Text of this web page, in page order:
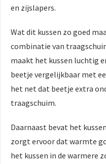
en zijslapers.
Wat dit kussen zo goed
combinatie van
maakt het kussen luchtig
beetje vergelijkbaar met
het net dat beetje extra
traagschuim.
Daarnaast bevat het
zorgt ervoor dat warmte
het kussen in de warmere